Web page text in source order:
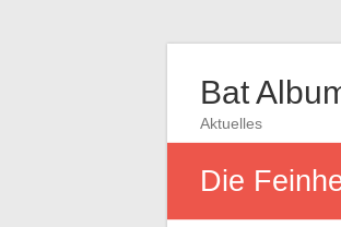
Bat
Aktuelles
Die